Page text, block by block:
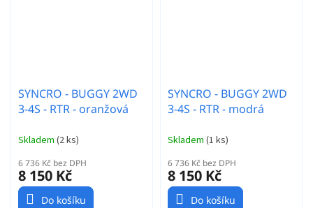
SYNCRO - BUGGY 2WD
3-4S - RTR - oranžová
Skladem (2 ks)
6 736 Kč bez DPH
8 150 Kč
Do košíku
SYNCRO - BUGGY 2WD
3-4S - RTR - modrá
Skladem (1 ks)
6 736 Kč bez DPH
8 150 Kč
Do košíku